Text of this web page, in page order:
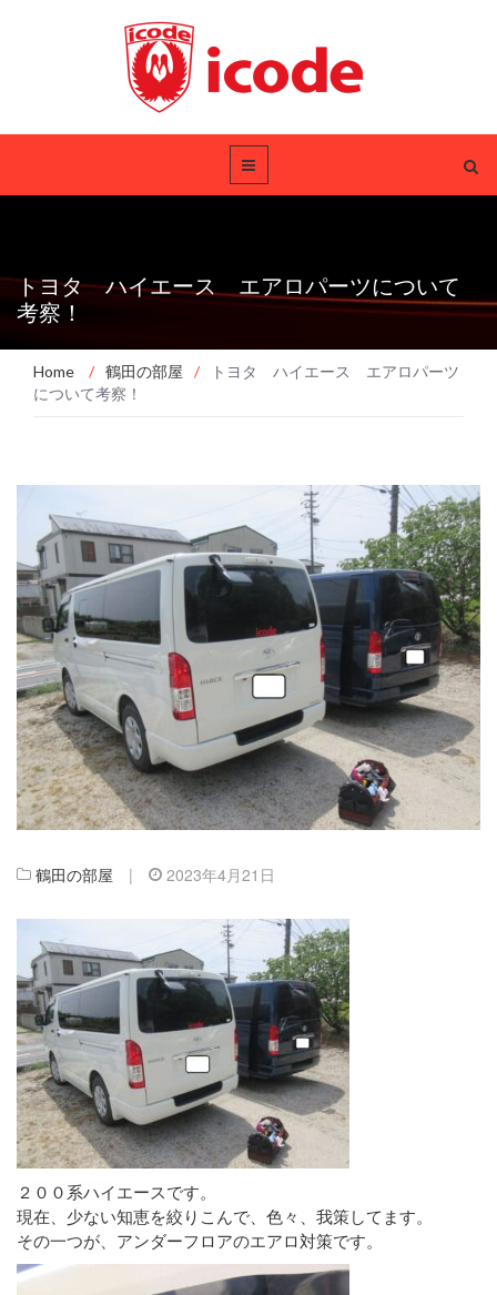
トヨタ ハイエース エアロパーツについて
考察！
Home / 鶴田の部屋 /
トヨタ ハイエース エアロパーツ
について考察！
鶴田の部屋 | 2023年4月21日
２００系ハイエースです。
現在、少ない知恵を絞りこんで、色々、我策してます。
その一つが、アンダーフロアのエアロ対策です。